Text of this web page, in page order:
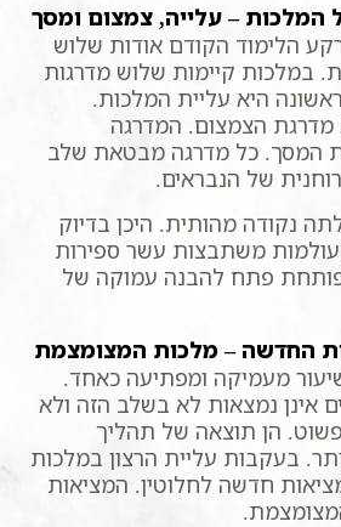
– עלייה, צמצום ומסך
הלימוד הקודם אודות שלוש
במלכות קיימות שלוש מדרגות
היא עליית המלכות.
מדרגת הצמצום. המדרגה
המסך. כל מדרגה מבטאת שלב
של הנבראים.
נקודה מהותית. היכן בדיוק
משתבצות עשר ספירות
פותחת פתח להבנה עמוקה של
החדשה – מלכות המצומצמת
מעמיקה ומפתיעה כאחד.
אינן נמצאות לא בשלב הזה ולא
הן תוצאה של תהליך
בעקבות עליית הרצון במלכות
חדשה לחלוטין. המציאות